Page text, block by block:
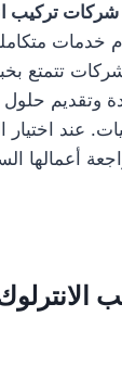
شركات تركيب
خدمات
تتمتع
وتقديم
عند
أعمالها